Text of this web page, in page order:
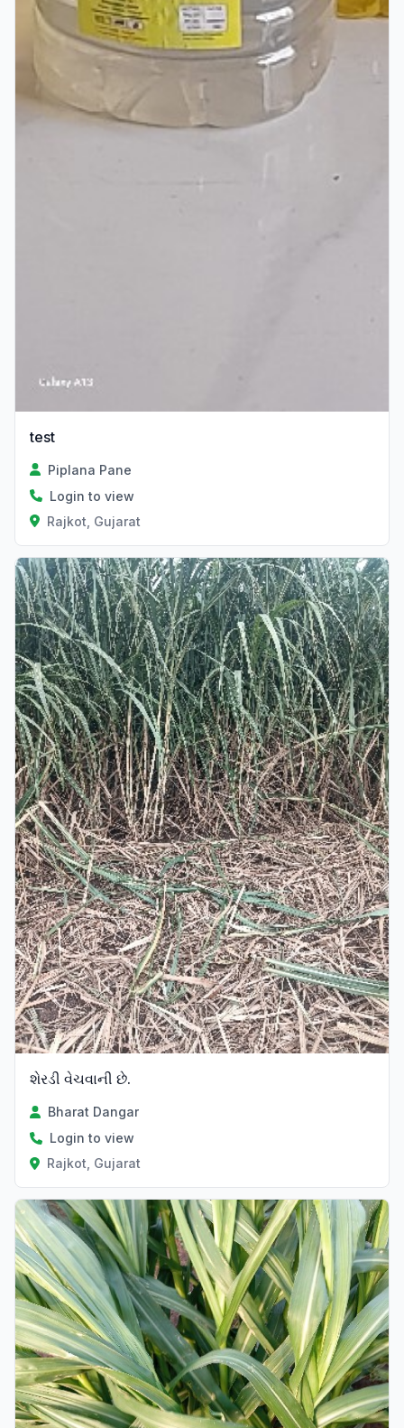
test
Piplana Pane
Login to view
Rajkot, Gujarat
શેરડી વેચવાની છે.
Bharat Dangar
Login to view
Rajkot, Gujarat